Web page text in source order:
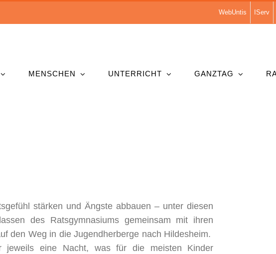
WebUntis IServ
MENSCHEN UNTERRICHT GANZTAG
stärken und Ängste abbauen – unter diesen
des Ratsgymnasiums gemeinsam mit ihren
den Weg in die Jugendherberge nach Hildesheim.
jeweils eine Nacht, was für die meisten Kinder